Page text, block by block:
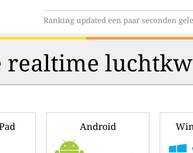
Ranking updated een paar seconden
realtime
Android